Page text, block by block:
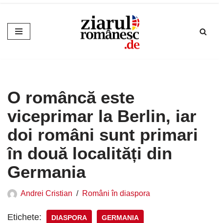
Sari
la
O româncă este
viceprimar la Berlin, iar
doi români sunt primari
în două localități din
Germania
Andrei Cristian Români în diaspora
Etichete: DIASPORA GERMANIA